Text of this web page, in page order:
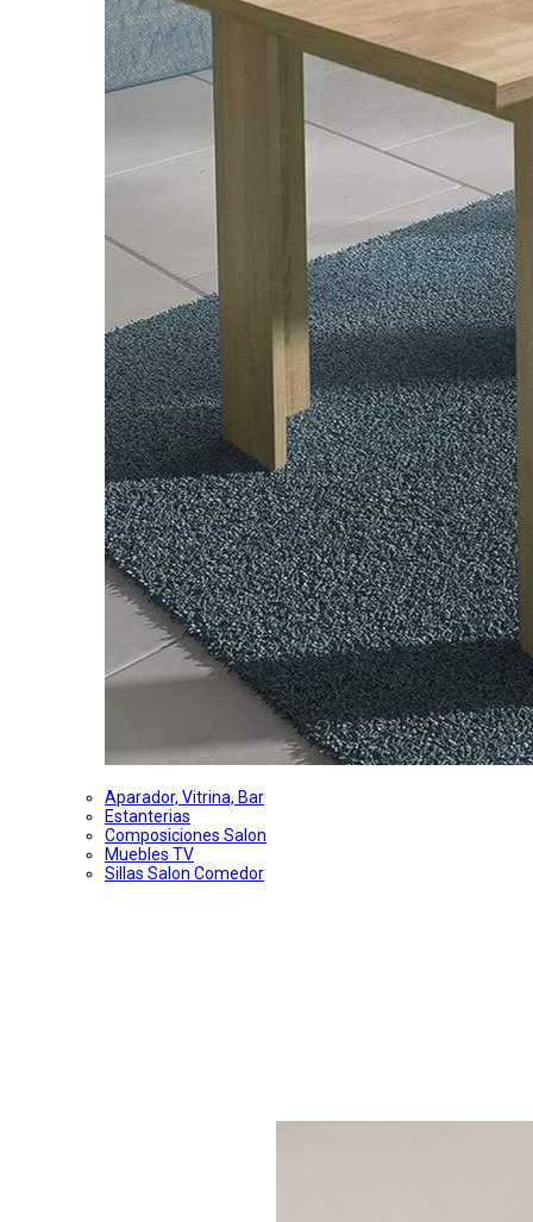
Aparador, Vitrina, Bar
Estanterias
Composiciones Salon
Muebles TV
Sillas Salon Comedor